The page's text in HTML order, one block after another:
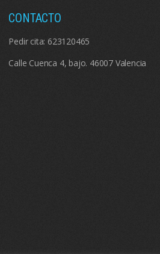
CONTACTO
Pedir cita: 623120465
Calle Cuenca 4, bajo. 46007 Valencia